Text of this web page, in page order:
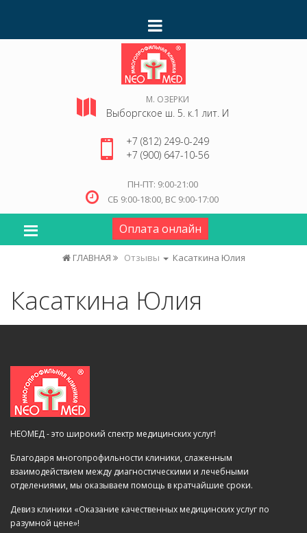
М. ОЗЕРКИ
Выборгское ш. 5. к.1 лит. И
+7 (812) 249-0-249
+7 (900) 647-10-56
ПН-ПТ: 9:00-21:00
СБ 9:00-18:00, ВС 9:00-17:00
Оплата онлайн
ГЛАВНАЯ Отзывы Касаткина Юлия
Касаткина Юлия
НЕОМЕД - это широкий спектр медицинских услуг!
Благодаря многопрофильности клиники, слаженным
взаимодействием между диагностическими и лечебными
отделениями, мы оказываем помощь в кратчайшие сроки.
Девиз клиники «Оказание качественных медицинских услуг по
разумной цене»!